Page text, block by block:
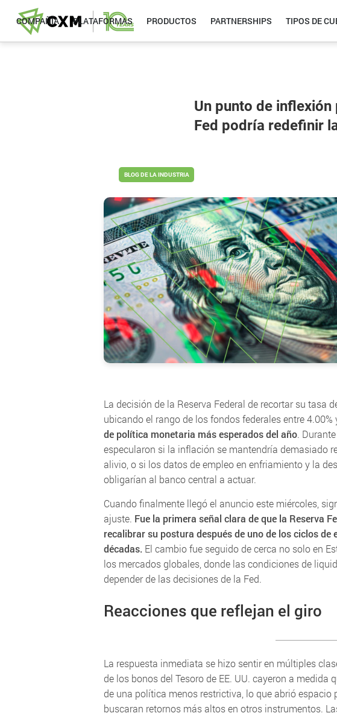
COMPAÑÍA PLATAFORMAS PRODUCTOS PARTNERSHIPS TIPOS DE
Un punto de
Fed podría redefinir
BLOG DE LA INDUSTRIA
La decisión de la Reserva Federal de recortar su tasa
ubicando el rango de los fondos federales entre 4.00%
de política monetaria más esperados del año.
especularon si la inflación se mantendría demasiado
alivio, o si los datos de empleo en enfriamiento y la
obligarían al banco central a actuar.
Cuando finalmente llegó el anuncio este miércoles,
ajuste. Fue la primera señal clara de que la Reserva
recalibrar su postura después de uno de los ciclos de
décadas. El cambio fue seguido de cerca no solo en
los mercados globales, donde las condiciones de
depender de las decisiones de la Fed.
Reacciones que reflejan el giro
La respuesta inmediata se hizo sentir en múltiples
de los bonos del Tesoro de EE. UU. cayeron a
de una política menos restrictiva, lo que abrió espacio
buscaran retornos más altos en otros instrumentos.